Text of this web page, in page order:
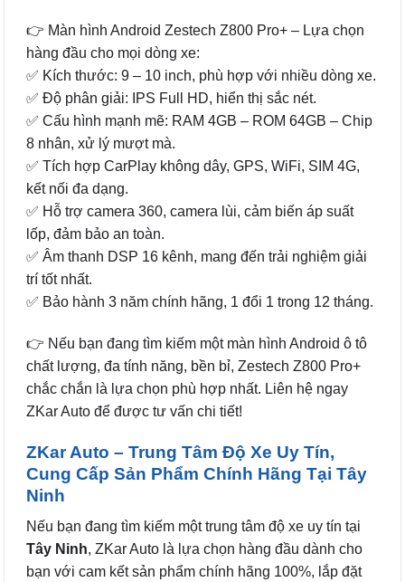
👉 Màn hình Android Zestech Z800 Pro+ – Lựa chọn
hàng đầu cho mọi dòng xe:
✅ Kích thước: 9 – 10 inch, phù hợp với nhiều dòng xe.
✅ Độ phân giải: IPS Full HD, hiển thị sắc nét.
✅ Cấu hình mạnh mẽ: RAM 4GB – ROM 64GB – Chip
8 nhân, xử lý mượt mà.
✅ Tích hợp CarPlay không dây, GPS, WiFi, SIM 4G,
kết nối đa dạng.
✅ Hỗ trợ camera 360, camera lùi, cảm biến áp suất
lốp, đảm bảo an toàn.
✅ Âm thanh DSP 16 kênh, mang đến trải nghiệm giải
trí tốt nhất.
✅ Bảo hành 3 năm chính hãng, 1 đổi 1 trong 12 tháng.
👉 Nếu bạn đang tìm kiếm một màn hình Android ô tô
chất lượng, đa tính năng, bền bỉ, Zestech Z800 Pro+
chắc chắn là lựa chọn phù hợp nhất. Liên hệ ngay
ZKar Auto để được tư vấn chi tiết!
ZKar Auto – Trung Tâm Độ Xe Uy Tín,
Cung Cấp Sản Phẩm Chính Hãng Tại Tây
Ninh
Nếu bạn đang tìm kiếm một trung tâm độ xe uy tín tại
Tây Ninh, ZKar Auto là lựa chọn hàng đầu dành cho
bạn với cam kết sản phẩm chính hãng 100%, lắp đặt